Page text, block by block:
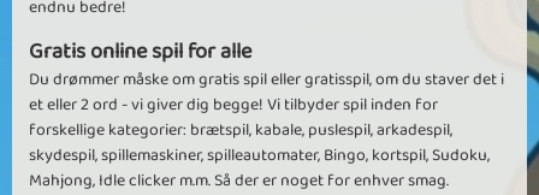
endnu bedre!
Gratis online spil for alle
Du drømmer måske om gratis spil eller gratisspil, om du staver det i
et eller 2 ord - vi giver dig begge! Vi tilbyder spil inden for
forskellige kategorier: brætspil, kabale, puslespil, arkadespil,
skydespil, spillemaskiner, spilleautomater, Bingo, kortspil, Sudoku,
Mahjong, Idle clicker m.m. Så der er noget for enhver smag.